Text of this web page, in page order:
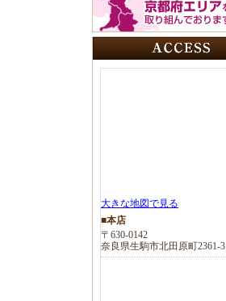
大きな地図で見る
■本店
〒630-0142
奈良県生駒市北田原町2361-3